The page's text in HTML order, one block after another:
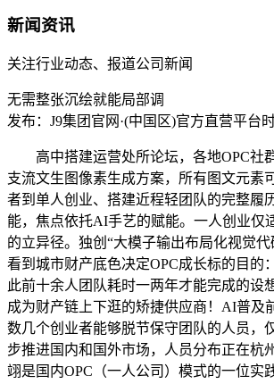
新闻资讯
关注行业动态、报道公司新闻
无需整张沉绘就能局部调
发布：J9集团官网·(中国区)官方直营平台
高中搭建运营处所论坛，各地OPC社群
支流文生图像素生成方案，所有图文元素
者到单人创业、搭建近程轻团队的完整履
能，焦点依托AI手艺的赋能。一人创业仅
的立异径。独创“大模子输出布局化视觉
看到城市财产底色决定OPC成长标的目的
此前十余人团队耗时一两年才能完成的设
成为财产链上下逛的矫捷供应商！AI普及
数几个创业者能够脱节保守团队的人员，
步推进国内和国外市场，人员分布正在杭
翊是国内OPC（一人公司）模式的一位